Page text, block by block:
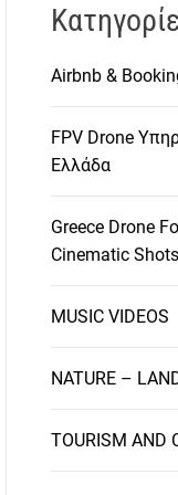
Airbnb &
FPV Drone
Ελλάδα
Greece Drone
Cinematic Shots
MUSIC VIDEOS
NATURE –
TOURISM AND